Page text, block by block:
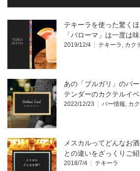
テキーラを使った驚く
「パローマ」は一度は
2019/12/4 テキーラ , カク
あの「ブルガリ」のバ
テンダーのカクテルイ
2022/12/23 バー情報, カ
メスカルってどんなお
との違いをざっくりご
2018/7/4 テキーラ